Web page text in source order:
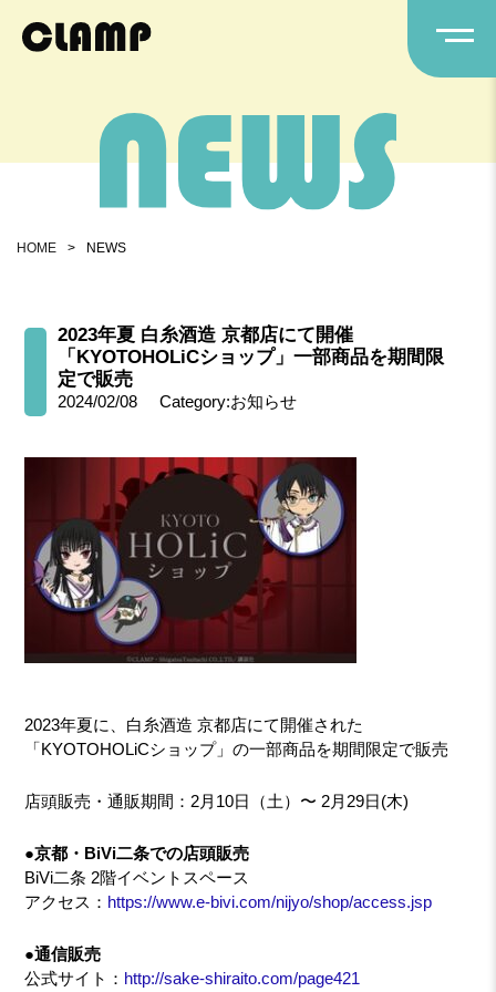
HOME > NEWS
2023年夏 白糸酒造 京都店にて開催
「KYOTOHOLiCショップ」⼀部商品を期間限
定で販売
2024/02/08 Category:お知らせ
2023年夏に、白糸酒造 京都店にて開催された
「KYOTOHOLiCショップ」の⼀部商品を期間限定で販売
店頭販売・通販期間：2⽉10⽇（土）〜 2⽉29⽇(⽊)
●京都・BiVi⼆条での店頭販売
BiVi⼆条 2階イベントスペース
アクセス： https://www.e-bivi.com/nijyo/shop/access.jsp
●通信販売
公式サイト： http://sake-shiraito.com/page421